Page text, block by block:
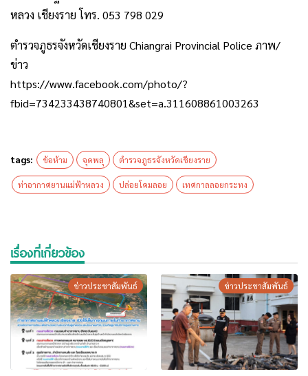
หลวง เชียงราย โทร. 053 798 029
ตำรวจภูธรจังหวัดเชียงราย Chiangrai Provincial Police ภาพ/
ข่าว
https://www.facebook.com/photo/?
fbid=734233438740801&set=a.311608861003263
tags: ข้อห้าม จุดพลุ ตำรวจภูธรจังหวัดเชียงราย
ท่าอากาศยานแม่ฟ้าหลวง ปล่อยโคมลอย เทศกาลลอยกระทง
เรื่องที่เกี่ยวข้อง
ข่าวประชาสัมพันธ์ ข่าวประชาสัมพันธ์